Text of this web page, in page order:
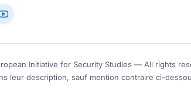
Initiative for Security Studies — All rights
leur description, sauf mention contraire ci-